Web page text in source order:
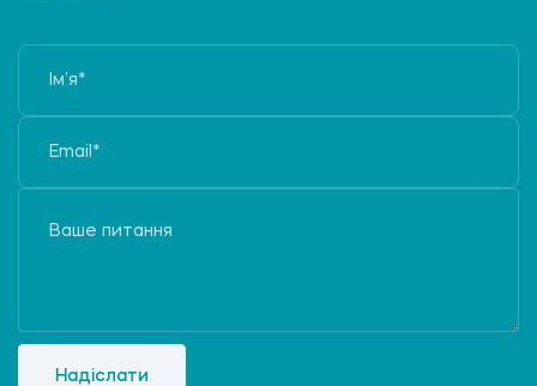
Надіслати